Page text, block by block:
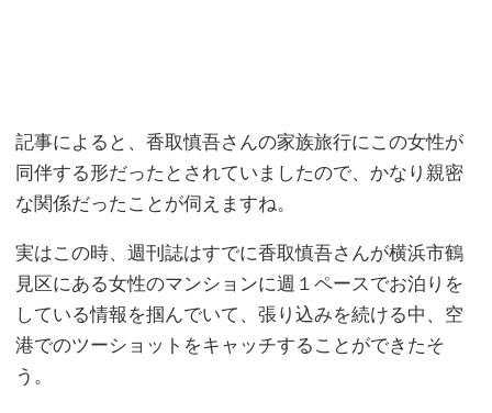
記事によると、香取慎吾さんの家族旅行にこの女性が
同伴する形だったとされていましたので、かなり親密
な関係だったことが伺えますね。
実はこの時、週刊誌はすでに香取慎吾さんが横浜市鶴
見区にある女性のマンションに週１ペースでお泊りを
している情報を掴んでいて、張り込みを続ける中、空
港でのツーショットをキャッチすることができたそ
う。